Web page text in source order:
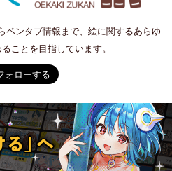
ペンタブ情報まで、絵に関するあらゆ
ことを目指しています。